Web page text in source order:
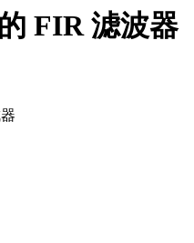
FIR 滤波器